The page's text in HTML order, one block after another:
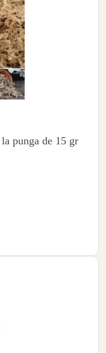
punga de 15 gr